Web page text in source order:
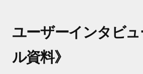
ユーザーインタビ
ル資料》